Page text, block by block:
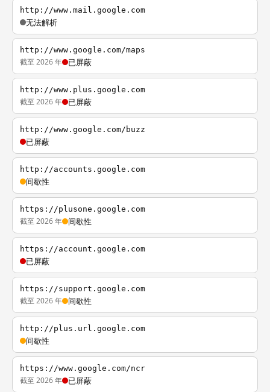
http://www.mail.google.com
无法解析
http://www.google.com/maps
截至 2026 年 已屏蔽
http://www.plus.google.com
截至 2026 年 已屏蔽
http://www.google.com/buzz
已屏蔽
http://accounts.google.com
间歇性
https://plusone.google.com
截至 2026 年 间歇性
https://account.google.com
已屏蔽
https://support.google.com
截至 2026 年 间歇性
http://plus.url.google.com
间歇性
https://www.google.com/ncr
截至 2026 年 已屏蔽